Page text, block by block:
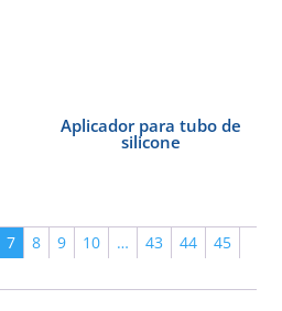
Aplicador para tubo de
silicone
7 8 9 10 … 43 44
45